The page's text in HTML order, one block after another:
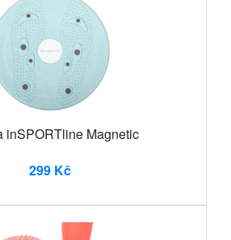
inSPORTline Magnetic
299 Kč